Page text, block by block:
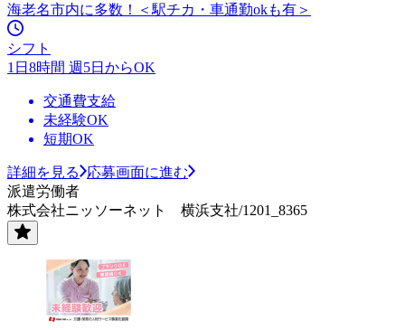
海老名市内に多数！＜駅チカ・車通勤okも有＞
シフト
1日8時間 週5日からOK
交通費支給
未経験OK
短期OK
詳細を見る
応募画面に進む
派遣労働者
株式会社ニッソーネット 横浜支社/1201_8365